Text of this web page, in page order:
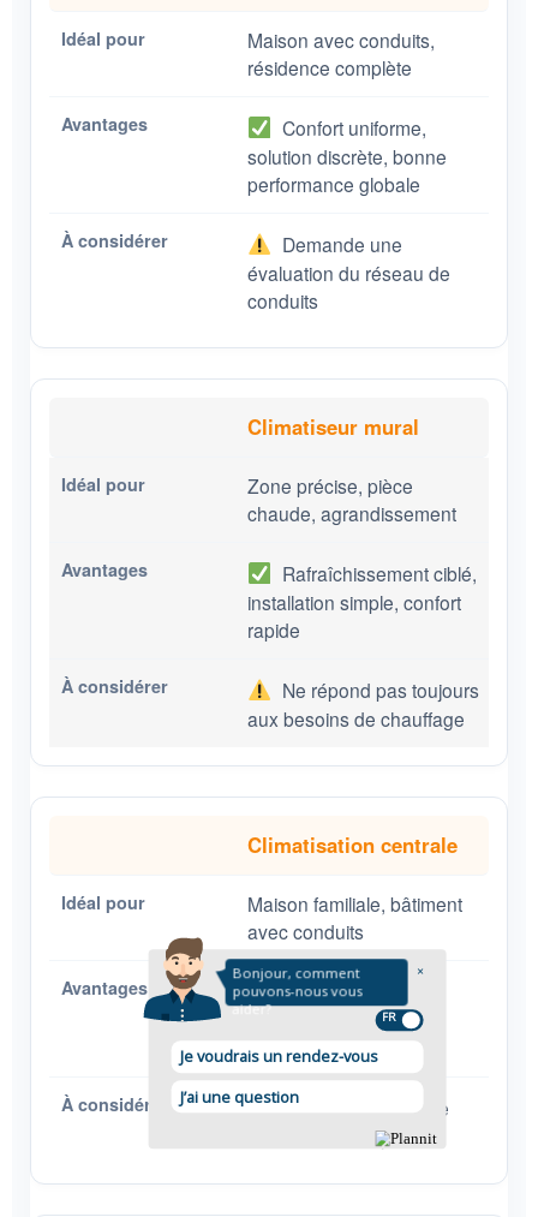
Maison avec conduits,
résidence complète
Confort uniforme,
solution discrète, bonne
performance globale
Demande une
évaluation du réseau de
conduits
Climatiseur mural
Zone précise, pièce
chaude, agrandissement
Rafraîchissement ciblé,
installation simple, confort
rapide
Ne répond pas toujours
aux besoins de chauffage
Climatisation centrale
Maison familiale, bâtiment
avec conduits
Refroidissement
homogène, contrôle
centralisé
Requiert une bonne
conception du système